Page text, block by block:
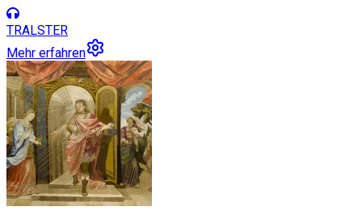
TRALSTER
Mehr erfahren